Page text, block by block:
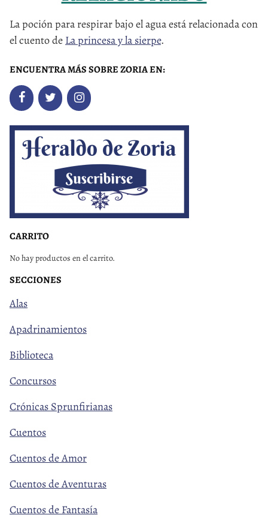
La poción para respirar bajo el agua está relacionada con
el cuento de La princesa y la sierpe.
ENCUENTRA MÁS SOBRE ZORIA EN:
CARRITO
No hay productos en el carrito.
SECCIONES
Alas
Apadrinamientos
Biblioteca
Concursos
Crónicas Sprunfirianas
Cuentos
Cuentos de Amor
Cuentos de Aventuras
Cuentos de Fantasía